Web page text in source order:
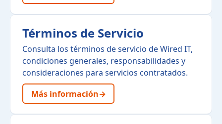
Términos de Servicio
Consulta los términos de servicio de Wired IT,
condiciones generales, responsabilidades y
consideraciones para servicios contratados.
Más información→